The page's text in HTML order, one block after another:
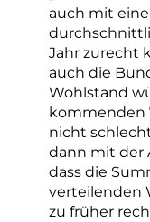
auch mit
Jahr zurecht
auch die
Wohlstand
kommenden
nicht
dann mit der
dass die
verteilenden
zu früher